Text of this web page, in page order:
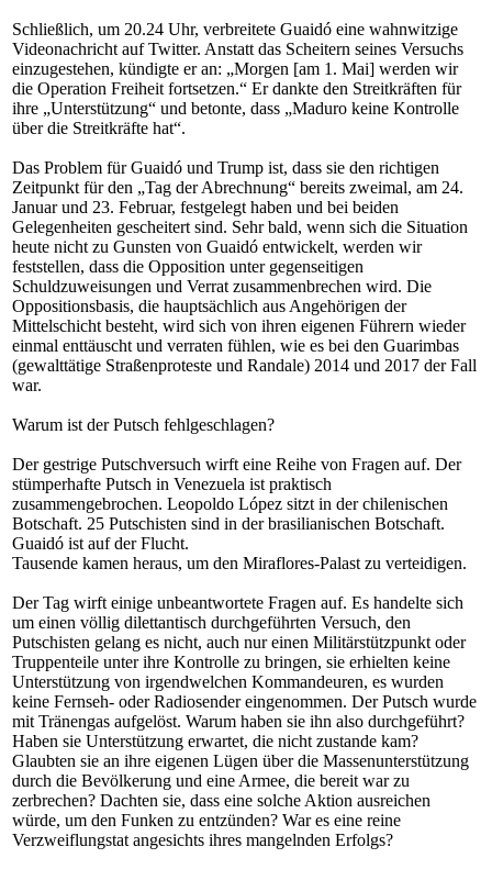
Schließlich, um 20.24 Uhr, verbreitete Guaidó eine wahnwitzige
Videonachricht auf Twitter. Anstatt das Scheitern seines Versuchs
einzugestehen, kündigte er an: „Morgen [am 1. Mai] werden wir
die Operation Freiheit fortsetzen.“ Er dankte den Streitkräften für
ihre „Unterstützung“ und betonte, dass „Maduro keine Kontrolle
über die Streitkräfte hat“.
Das Problem für Guaidó und Trump ist, dass sie den richtigen
Zeitpunkt für den „Tag der Abrechnung“ bereits zweimal, am 24.
Januar und 23. Februar, festgelegt haben und bei beiden
Gelegenheiten gescheitert sind. Sehr bald, wenn sich die Situation
heute nicht zu Gunsten von Guaidó entwickelt, werden wir
feststellen, dass die Opposition unter gegenseitigen
Schuldzuweisungen und Verrat zusammenbrechen wird. Die
Oppositionsbasis, die hauptsächlich aus Angehörigen der
Mittelschicht besteht, wird sich von ihren eigenen Führern wieder
einmal enttäuscht und verraten fühlen, wie es bei den Guarimbas
(gewalttätige Straßenproteste und Randale) 2014 und 2017 der Fall
war.
Warum ist der Putsch fehlgeschlagen?
Der gestrige Putschversuch wirft eine Reihe von Fragen auf. Der
stümperhafte Putsch in Venezuela ist praktisch
zusammengebrochen. Leopoldo López sitzt in der chilenischen
Botschaft. 25 Putschisten sind in der brasilianischen Botschaft.
Guaidó ist auf der Flucht.
Tausende kamen heraus, um den Miraflores-Palast zu verteidigen.
Der Tag wirft einige unbeantwortete Fragen auf. Es handelte sich
um einen völlig dilettantisch durchgeführten Versuch, den
Putschisten gelang es nicht, auch nur einen Militärstützpunkt oder
Truppenteile unter ihre Kontrolle zu bringen, sie erhielten keine
Unterstützung von irgendwelchen Kommandeuren, es wurden
keine Fernseh- oder Radiosender eingenommen. Der Putsch wurde
mit Tränengas aufgelöst. Warum haben sie ihn also durchgeführt?
Haben sie Unterstützung erwartet, die nicht zustande kam?
Glaubten sie an ihre eigenen Lügen über die Massenunterstützung
durch die Bevölkerung und eine Armee, die bereit war zu
zerbrechen? Dachten sie, dass eine solche Aktion ausreichen
würde, um den Funken zu entzünden? War es eine reine
Verzweiflungstat angesichts ihres mangelnden Erfolgs?